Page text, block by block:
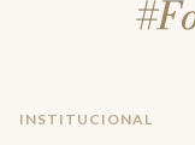
INSTITUCIONAL